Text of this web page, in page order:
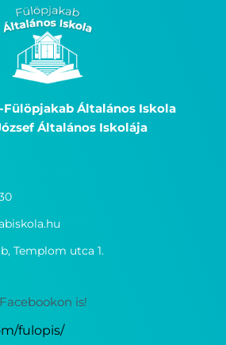
Fülöpjakab Általános Iskola
Általános Iskolája
Templom utca 1.
is!
fulopis/